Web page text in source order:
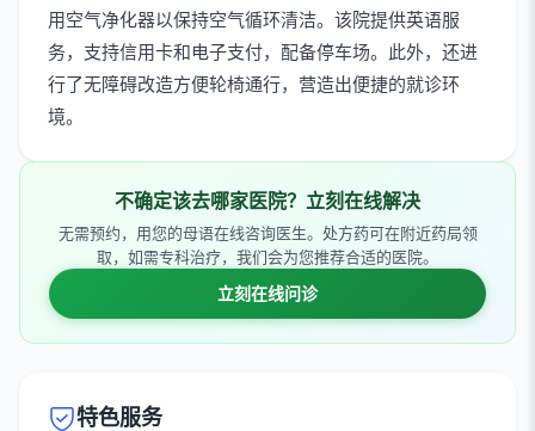
用空气净化器以保持空气循环清洁。该院提供英语服
务，支持信用卡和电子支付，配备停车场。此外，还进
行了无障碍改造方便轮椅通行，营造出便捷的就诊环
境。
不确定该去哪家医院？立刻在线解决
无需预约，用您的母语在线咨询医生。处方药可在附近药局领
取，如需专科治疗，我们会为您推荐合适的医院。
立刻在线问诊
特色服务